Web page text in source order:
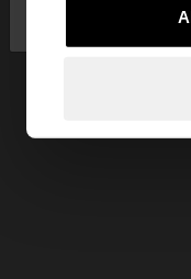
gesammelt haben.
Luxembourg